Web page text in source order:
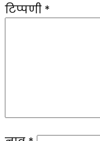
टिप्पणी *